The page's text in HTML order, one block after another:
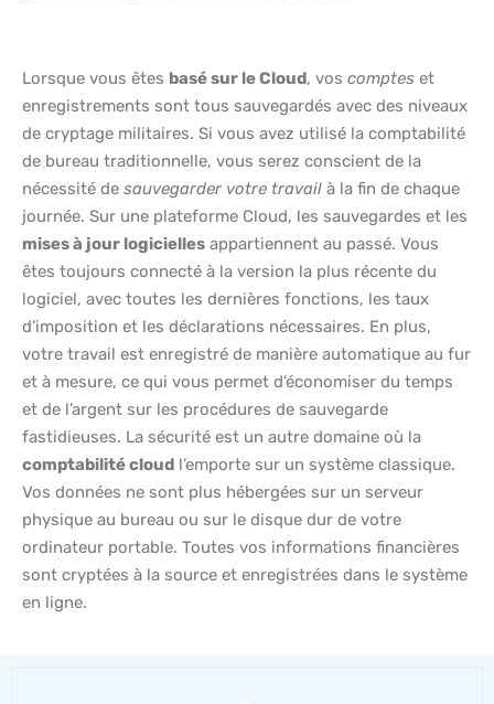
Lorsque vous êtes basé sur le Cloud, vos comptes et
enregistrements sont tous sauvegardés avec des niveaux
de cryptage militaires. Si vous avez utilisé la comptabilité
de bureau traditionnelle, vous serez conscient de la
nécessité de sauvegarder votre travail à la fin de chaque
journée. Sur une plateforme Cloud, les sauvegardes et les
mises à jour logicielles appartiennent au passé. Vous
êtes toujours connecté à la version la plus récente du
logiciel, avec toutes les dernières fonctions, les taux
d’imposition et les déclarations nécessaires. En plus,
votre travail est enregistré de manière automatique au fur
et à mesure, ce qui vous permet d’économiser du temps
et de l’argent sur les procédures de sauvegarde
fastidieuses. La sécurité est un autre domaine où la
comptabilité cloud l’emporte sur un système classique.
Vos données ne sont plus hébergées sur un serveur
physique au bureau ou sur le disque dur de votre
ordinateur portable. Toutes vos informations financières
sont cryptées à la source et enregistrées dans le système
en ligne.